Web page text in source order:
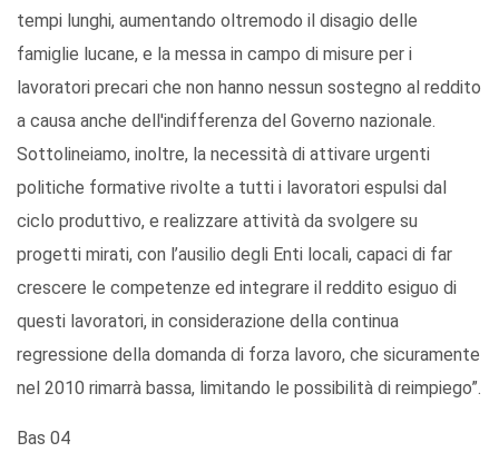
tempi lunghi, aumentando oltremodo il disagio delle
famiglie lucane, e la messa in campo di misure per i
lavoratori precari che non hanno nessun sostegno al reddito
a causa anche dell'indifferenza del Governo nazionale.
Sottolineiamo, inoltre, la necessità di attivare urgenti
politiche formative rivolte a tutti i lavoratori espulsi dal
ciclo produttivo, e realizzare attività da svolgere su
progetti mirati, con l’ausilio degli Enti locali, capaci di far
crescere le competenze ed integrare il reddito esiguo di
questi lavoratori, in considerazione della continua
regressione della domanda di forza lavoro, che sicuramente
nel 2010 rimarrà bassa, limitando le possibilità di reimpiego”.
Bas 04